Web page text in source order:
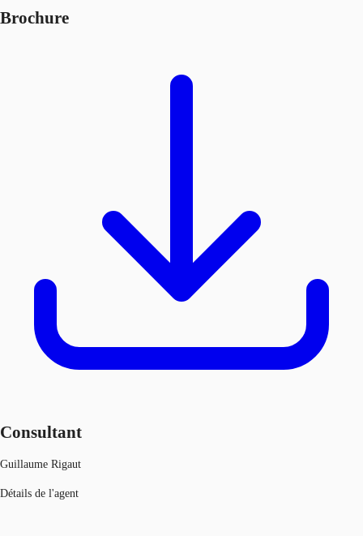
Brochure
Consultant
Guillaume Rigaut
Détails de l'agent